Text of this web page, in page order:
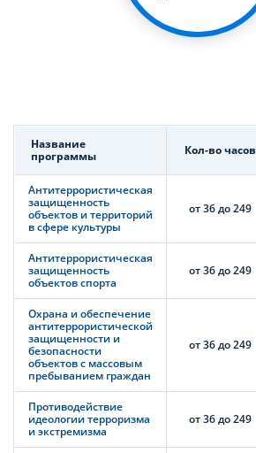
Название
программы
Кол-во часов
Антитеррористическая
защищенность
объектов и территорий
в сфере культуры
от 36 до 249
Антитеррористическая
защищенность
объектов спорта
от 36 до 249
Охрана и обеспечение
антитеррористической
защищенности и
безопасности
объектов с массовым
пребыванием граждан
от 36 до 249
Противодействие
идеологии терроризма
и экстремизма
от 36 до 249